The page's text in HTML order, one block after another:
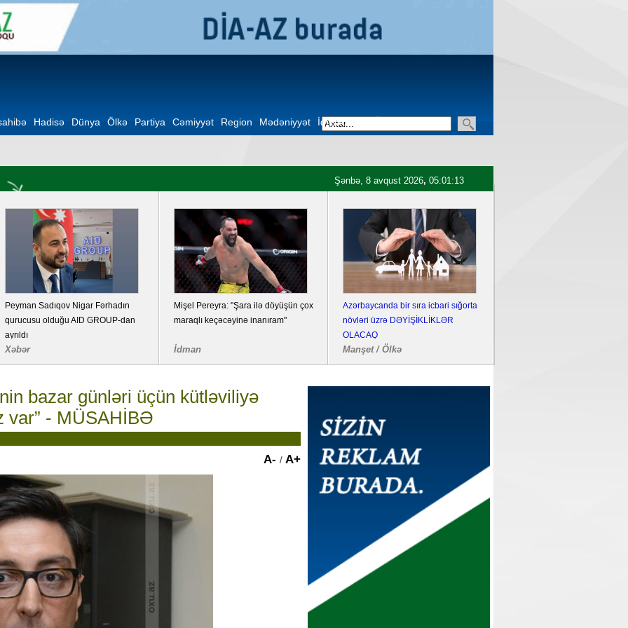
Hadisə Dünya Ölkə Partiya Cəmiyyət Region Mədəniyyət İqtisadiyyat
Şənbə, 8 avqust 2026, 05:01:14
Peyman Sadıqov Nigar Fərhadın
qurucusu olduğu AID GROUP-dan
ayrıldı
Xəbər
Mişel Pereyra: "Şara ilə döyüşün çox
maraqlı keçəcəyinə inanıram"
İdman
Azərbaycanda bir sıra icbari sığorta
növləri üzrə DƏYİŞİKLİKLƏR
OLACAQ
Manşet / Ölkə
bazar günləri üçün kütləviliyə
var” - MÜSAHİBƏ
A- / A+